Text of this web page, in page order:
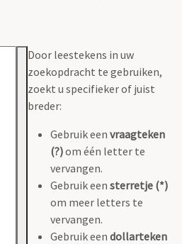
Door leestekens in uw
zoekopdracht te gebruiken,
zoekt u specifieker of juist
breder:
Gebruik een vraagteken
(?)om één letter te
vervangen.
Gebruik een sterretje (*)
om meer letters te
vervangen.
Gebruik een dollarteken